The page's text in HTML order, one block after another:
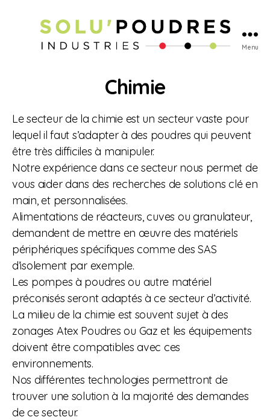
Menu
Chimie
Le secteur de la chimie est un secteur vaste pour
lequel il faut s’adapter à des poudres qui peuvent
être très difficiles à manipuler.
Notre expérience dans ce secteur nous permet de
vous aider dans des recherches de solutions clé en
main, et personnalisées.
Alimentations de réacteurs, cuves ou granulateur,
demandent de mettre en œuvre des matériels
périphériques spécifiques comme des SAS
d’isolement par exemple.
Les pompes à poudres ou autre matériel
préconisés seront adaptés à ce secteur d’activité.
La milieu de la chimie est souvent sujet à des
zonages Atex Poudres ou Gaz et les équipements
doivent être compatibles avec ces
environnements.
Nos différentes technologies permettront de
trouver une solution à la majorité des demandes
de ce secteur.